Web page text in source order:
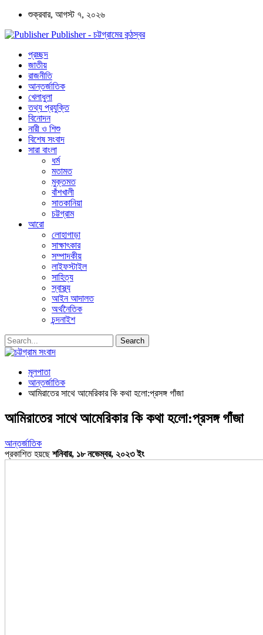
শুক্রবার, আগস্ট ৭, ২০২৬
Publisher - চট্টগ্রামের কন্ঠস্বর
প্রচ্ছদ
জাতীয়
রাজনীতি
আন্তর্জাতিক
খেলাধুলা
তথ্য প্রযুক্তি
বিনোদন
নারী ও শিশু
বিশেষ সংবাদ
সারা বাংলা
ধর্ম
মতামত
মুক্তমত
বাঁশখালী
সাতকানিয়া
চট্টগ্রাম
আরো
লোহাগাড়া
সাক্ষাৎকার
সম্পাদকীয়
লাইফস্টাইল
সাহিত্য
স্বাস্থ্য
আইন আদালত
অর্থনৈতিক
চন্দনাইশ
মূলপাতা
আন্তর্জাতিক
আমিরাতের সাথে আমেরিকার কি কথা হলো:প্রসঙ্গ গাঁজা
আমিরাতের সাথে আমেরিকার কি কথা হলো:প্রসঙ্গ গাঁজা
আন্তর্জাতিক
প্রকাশিত হয়ছেশনিবার, ১৮ নভেম্বর, ২০২৩ ইং